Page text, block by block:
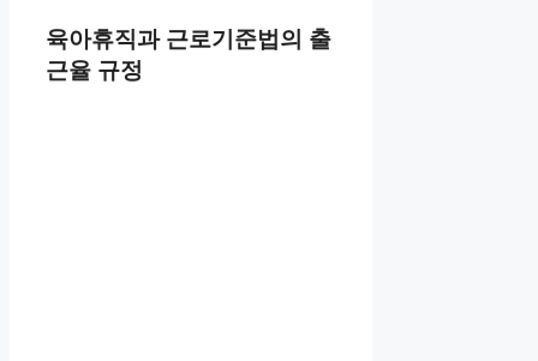
육아휴직과 근로기준법의 출
근율 규정